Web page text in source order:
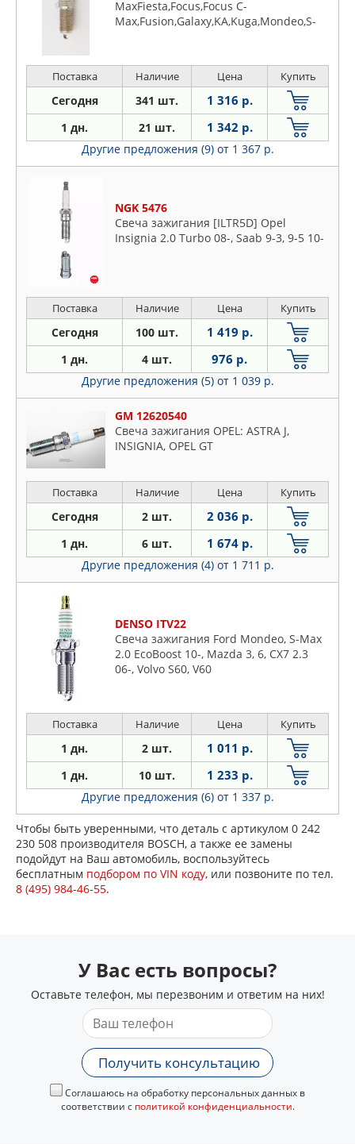
MaxFiesta,Focus,Focus C-
Max,Fusion,Galaxy,KA,Kuga,Mondeo,S-
Поставка Наличие Цена Купить
Сегодня 341 шт. 1 316 р.
1 дн. 21 шт. 1 342 р.
Другие предложения (9) от 1 367 р.
NGK 5476
Свеча зажигания [ILTR5D] Opel
Insignia 2.0 Turbo 08-, Saab 9-3, 9-5 10-
Поставка Наличие Цена Купить
Сегодня 100 шт. 1 419 р.
1 дн. 4 шт. 976 р.
Другие предложения (5) от 1 039 р.
GM 12620540
Свеча зажигания OPEL: ASTRA J,
INSIGNIA, OPEL GT
Поставка Наличие Цена Купить
Сегодня 2 шт. 2 036 р.
1 дн. 6 шт. 1 674 р.
Другие предложения (4) от 1 711 р.
DENSO ITV22
Свеча зажигания Ford Mondeo, S-Max
2.0 EcoBoost 10-, Mazda 3, 6, CX7 2.3
06-, Volvo S60, V60
Поставка Наличие Цена Купить
1 дн. 2 шт. 1 011 р.
1 дн. 10 шт. 1 233 р.
Другие предложения (6) от 1 337 р.
Чтобы быть уверенными, что деталь с артикулом 0 242
230 508 производителя BOSCH, а также ее замены
подойдут на Ваш автомобиль, воспользуйтесь
бесплатным подбором по VIN коду, или позвоните по тел.
8 (495) 984-46-55.
У Вас есть вопросы?
Оставьте телефон, мы перезвоним и ответим на них!
Получить консультацию
Соглашаюсь на обработку персональных данных в
соответствии с политикой конфиденциальности.